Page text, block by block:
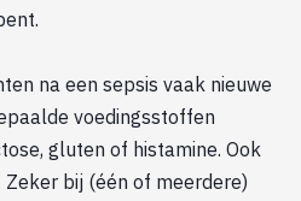
na een sepsis vaak nieuwe
voedingsstoffen
gluten of histamine. Ook
bij (één of meerdere)